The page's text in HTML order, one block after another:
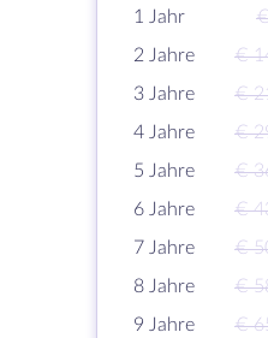
1 Jahr
2 Jahre
€
3 Jahre
€
4 Jahre
€
5 Jahre
€
6 Jahre
€
7 Jahre
€
8 Jahre
€
9 Jahre
€